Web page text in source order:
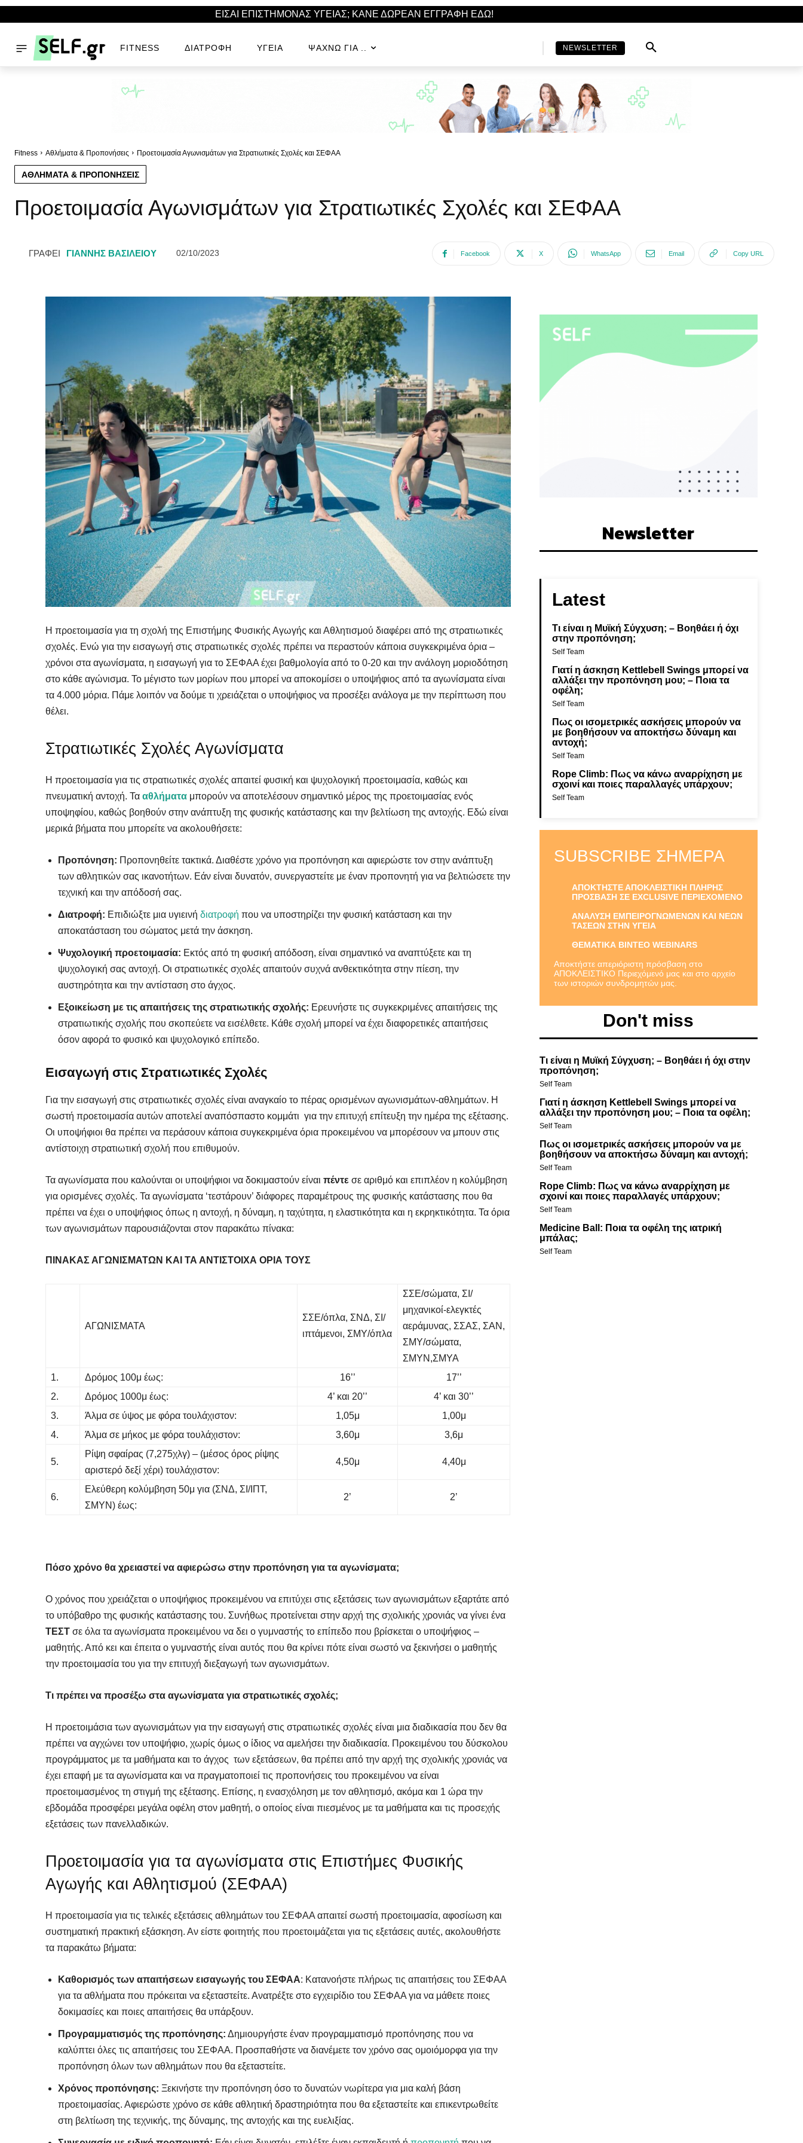
Βρες Γυμναστή, Διαιτολόγο,
Γιατρό & Φυσικοθεραπευτή
Βρες Γυμναστή, Διαιτολόγο,
Γιατρό & Φυσικοθεραπευτή
ΕΙΣΑΙ ΕΠΙΣΤΗΜΟΝΑΣ ΥΓΕΙΑΣ; ΚΑΝΕ ΔΩΡΕΑΝ ΕΓΓΡΑΦΗ ΕΔΩ!
FITNESS ΔΙΑΤΡΟΦΉ ΥΓΕΊΑ ΨΆΧΝΩ ΓΙΑ .. NEWSLETTER
Fitness Αθλήματα & Προπονήσεις Προετοιμασία Αγωνισμάτων για Στρατιωτικές Σχολές και ΣΕΦΑΑ
ΑΘΛΉΜΑΤΑ & ΠΡΟΠΟΝΉΣΕΙΣ
Προετοιμασία Αγωνισμάτων για Στρατιωτικές Σχολές και ΣΕΦΑΑ
ΓΡΑΦΕΙ ΓΙΆΝΝΗΣ ΒΑΣΙΛΕΊΟΥ 02/10/2023 Facebook X WhatsApp Email Copy URL
Η προετοιμασία για τη σχολή της Επιστήμης Φυσικής Αγωγής και Αθλητισμού διαφέρει από της στρατιωτικές
σχολές. Ενώ για την εισαγωγή στις στρατιωτικές σχολές πρέπει να περαστούν κάποια συγκεκριμένα όρια –
χρόνοι στα αγωνίσματα, η εισαγωγή για το ΣΕΦΑΑ έχει βαθμολογία από το 0-20 και την ανάλογη μοριοδότηση
στο κάθε αγώνισμα. Το μέγιστο των μορίων που μπορεί να αποκομίσει ο υποψήφιος από τα αγωνίσματα είναι
τα 4.000 μόρια. Πάμε λοιπόν να δούμε τι χρειάζεται ο υποψήφιος να προσέξει ανάλογα με την περίπτωση που
θέλει.
Στρατιωτικές Σχολές Αγωνίσματα
Η προετοιμασία για τις στρατιωτικές σχολές απαιτεί φυσική και ψυχολογική προετοιμασία, καθώς και
πνευματική αντοχή. Τα αθλήματα μπορούν να αποτελέσουν σημαντικό μέρος της προετοιμασίας ενός
υποψηφίου, καθώς βοηθούν στην ανάπτυξη της φυσικής κατάστασης και την βελτίωση της αντοχής. Εδώ είναι
μερικά βήματα που μπορείτε να ακολουθήσετε:
Προπόνηση: Προπονηθείτε τακτικά. Διαθέστε χρόνο για προπόνηση και αφιερώστε τον στην ανάπτυξη
των αθλητικών σας ικανοτήτων. Εάν είναι δυνατόν, συνεργαστείτε με έναν προπονητή για να βελτιώσετε την
τεχνική και την απόδοσή σας.
Διατροφή: Επιδιώξτε μια υγιεινή διατροφή που να υποστηρίζει την φυσική κατάσταση και την
αποκατάσταση του σώματος μετά την άσκηση.
Ψυχολογική προετοιμασία: Εκτός από τη φυσική απόδοση, είναι σημαντικό να αναπτύξετε και τη
ψυχολογική σας αντοχή. Οι στρατιωτικές σχολές απαιτούν συχνά ανθεκτικότητα στην πίεση, την
αυστηρότητα και την αντίσταση στο άγχος.
Εξοικείωση με τις απαιτήσεις της στρατιωτικής σχολής: Ερευνήστε τις συγκεκριμένες απαιτήσεις της
στρατιωτικής σχολής που σκοπεύετε να εισέλθετε. Κάθε σχολή μπορεί να έχει διαφορετικές απαιτήσεις
όσον αφορά το φυσικό και ψυχολογικό επίπεδο.
Εισαγωγή στις Στρατιωτικές Σχολές
Για την εισαγωγή στις στρατιωτικές σχολές είναι αναγκαίο το πέρας ορισμένων αγωνισμάτων-αθλημάτων. Η
σωστή προετοιμασία αυτών αποτελεί αναπόσπαστο κομμάτι για την επιτυχή επίτευξη την ημέρα της εξέτασης.
Οι υποψήφιοι θα πρέπει να περάσουν κάποια συγκεκριμένα όρια προκειμένου να μπορέσουν να μπουν στις
αντίστοιχη στρατιωτική σχολή που επιθυμούν.
Τα αγωνίσματα που καλούνται οι υποψήφιοι να δοκιμαστούν είναι πέντε σε αριθμό και επιπλέον η κολύμβηση
για ορισμένες σχολές. Τα αγωνίσματα ‘τεστάρουν’ διάφορες παραμέτρους της φυσικής κατάστασης που θα
πρέπει να έχει ο υποψήφιος όπως η αντοχή, η δύναμη, η ταχύτητα, η ελαστικότητα και η εκρηκτικότητα. Τα όρια
των αγωνισμάτων παρουσιάζονται στον παρακάτω πίνακα:
ΠΙΝΑΚΑΣ ΑΓΩΝΙΣΜΑΤΩΝ ΚΑΙ ΤΑ ΑΝΤΙΣΤΟΙΧΑ ΟΡΙΑ ΤΟΥΣ
ΑΓΩΝΙΣΜΑΤΑ
ΣΣΕ/όπλα, ΣΝΔ, ΣΙ/
ιπτάμενοι, ΣΜΥ/όπλα
ΣΣΕ/σώματα, ΣΙ/
μηχανικοί-ελεγκτές
αεράμυνας, ΣΣΑΣ, ΣΑΝ,
ΣΜΥ/σώματα,
ΣΜΥΝ,ΣΜΥΑ
1.
Δρόμος 100μ έως: 16’’
17’’
2.
Δρόμος 1000μ έως: 4’ και 20’’
4’ και 30’’
3.
Άλμα σε ύψος με φόρα τουλάχιστον: 1,05μ
1,00μ
4.
Άλμα σε μήκος με φόρα τουλάχιστον: 3,60μ 3,6μ
5.
Ρίψη σφαίρας (7,275χλγ) – (μέσος όρος ρίψης
αριστερό δεξί χέρι) τουλάχιστον:
4,50μ 4,40μ
6.
Ελεύθερη κολύμβηση 50μ για (ΣΝΔ, ΣΙ/ΙΠΤ,
ΣΜΥΝ) έως:
2’ 2’
Πόσο χρόνο θα χρειαστεί να αφιερώσω στην προπόνηση για τα αγωνίσματα;
Ο χρόνος που χρειάζεται ο υποψήφιος προκειμένου να επιτύχει στις εξετάσεις των αγωνισμάτων εξαρτάτε από
το υπόβαθρο της φυσικής κατάστασης του. Συνήθως προτείνεται στην αρχή της σχολικής χρονιάς να γίνει ένα
ΤΕΣΤ σε όλα τα αγωνίσματα προκειμένου να δει ο γυμναστής το επίπεδο που βρίσκεται ο υποψήφιος –
μαθητής. Από κει και έπειτα ο γυμναστής είναι αυτός που θα κρίνει πότε είναι σωστό να ξεκινήσει ο μαθητής
την προετοιμασία του για την επιτυχή διεξαγωγή των αγωνισμάτων.
Τι πρέπει να προσέξω στα αγωνίσματα για στρατιωτικές σχολές;
Η προετοιμάσια των αγωνισμάτων για την εισαγωγή στις στρατιωτικές σχολές είναι μια διαδικασία που δεν θα
πρέπει να αγχώνει τον υποψήφιο, χωρίς όμως ο ίδιος να αμελήσει την διαδικασία. Προκειμένου του δύσκολου
προγράμματος με τα μαθήματα και το άγχος των εξετάσεων, θα πρέπει από την αρχή της σχολικής χρονιάς να
έχει επαφή με τα αγωνίσματα και να πραγματοποιεί τις προπονήσεις του προκειμένου να είναι
προετοιμασμένος τη στιγμή της εξέτασης. Επίσης, η ενασχόληση με τον αθλητισμό, ακόμα και 1 ώρα την
εβδομάδα προσφέρει μεγάλα οφέλη στον μαθητή, ο οποίος είναι πιεσμένος με τα μαθήματα και τις προσεχής
εξετάσεις των πανελλαδικών.
Προετοιμασία για τα αγωνίσματα στις Επιστήμες Φυσικής
Αγωγής και Αθλητισμού (ΣΕΦΑΑ)
Η προετοιμασία για τις τελικές εξετάσεις αθλημάτων του ΣΕΦΑΑ απαιτεί σωστή προετοιμασία, αφοσίωση και
συστηματική πρακτική εξάσκηση. Αν είστε φοιτητής που προετοιμάζεται για τις εξετάσεις αυτές, ακολουθήστε
τα παρακάτω βήματα:
Καθορισμός των απαιτήσεων εισαγωγής του ΣΕΦΑΑ: Κατανοήστε πλήρως τις απαιτήσεις του ΣΕΦΑΑ
για τα αθλήματα που πρόκειται να εξεταστείτε. Ανατρέξτε στο εγχειρίδιο του ΣΕΦΑΑ για να μάθετε ποιες
δοκιμασίες και ποιες απαιτήσεις θα υπάρξουν.
Προγραμματισμός της προπόνησης: Δημιουργήστε έναν προγραμματισμό προπόνησης που να
καλύπτει όλες τις απαιτήσεις του ΣΕΦΑΑ. Προσπαθήστε να διανέμετε τον χρόνο σας ομοιόμορφα για την
προπόνηση όλων των αθλημάτων που θα εξεταστείτε.
Χρόνος προπόνησης: Ξεκινήστε την προπόνηση όσο το δυνατών νωρίτερα για μια καλή βάση
προετοιμασίας. Αφιερώστε χρόνο σε κάθε αθλητική δραστηριότητα που θα εξεταστείτε και επικεντρωθείτε
στη βελτίωση της τεχνικής, της δύναμης, της αντοχής και της ευελιξίας.
Newsletter
Latest
Τι είναι η Μυϊκή Σύγχυση; – Βοηθάει ή όχι
στην προπόνηση;
Self Team
Γιατί η άσκηση Kettlebell Swings μπορεί να
αλλάξει την προπόνηση μου; – Ποια τα
οφέλη;
Self Team
Πως οι ισομετρικές ασκήσεις μπορούν να
με βοηθήσουν να αποκτήσω δύναμη και
αντοχή;
Self Team
Rope Climb: Πως να κάνω αναρρίχηση με
σχοινί και ποιες παραλλαγές υπάρχουν;
Self Team
SUBSCRIBE ΣΉΜΕΡΑ
ΑΠΟΚΤΗΣΤΕ ΑΠΟΚΛΕΙΣΤΙΚΗ ΠΛΗΡΗΣ
ΠΡΟΣΒΑΣΗ ΣΕ EXCLUSIVE ΠΕΡΙΕΧΟΜΕΝΟ
ΑΝΑΛΥΣΗ ΕΜΠΕΙΡΟΓΝΩΜΕΝΩΝ ΚΑΙ ΝΕΩΝ
ΤΑΣΕΩΝ ΣΤΗΝ ΥΓΕΙΑ
ΘΕΜΑΤΙΚΑ ΒΙΝΤΕΟ WEBINARS
Αποκτήστε απεριόριστη πρόσβαση στο
ΑΠΟΚΛΕΙΣΤΙΚΟ Περιεχόμενό μας και στο αρχείο
των ιστοριών συνδρομητών μας.
Don't miss
Τι είναι η Μυϊκή Σύγχυση; – Βοηθάει ή όχι στην
προπόνηση;
Self Team
Γιατί η άσκηση Kettlebell Swings μπορεί να
αλλάξει την προπόνηση μου; – Ποια τα οφέλη;
Self Team
Πως οι ισομετρικές ασκήσεις μπορούν να με
βοηθήσουν να αποκτήσω δύναμη και αντοχή;
Self Team
Rope Climb: Πως να κάνω αναρρίχηση με
σχοινί και ποιες παραλλαγές υπάρχουν;
Self Team
Medicine Ball: Ποια τα οφέλη της ιατρική
μπάλας;
Self Team